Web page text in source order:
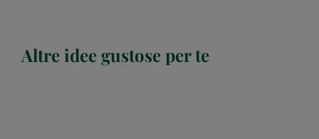
Altre idee gustose per te